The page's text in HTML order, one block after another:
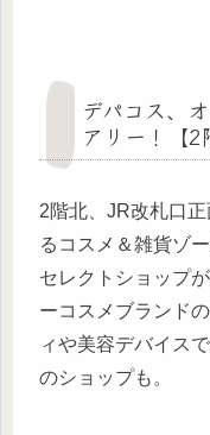
デパコス、
アリー！【2
2階北、JR改札口
るコスメ＆雑貨ゾ
セレクトショップ
ーコスメブランド
ィや美容デバイス
のショップも。